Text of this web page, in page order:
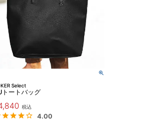
Select
トートバッグ
税込
4.00